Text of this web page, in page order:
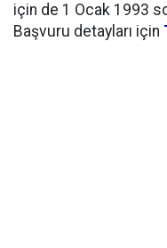
için de 1 Ocak 1993
Başvuru detayları için